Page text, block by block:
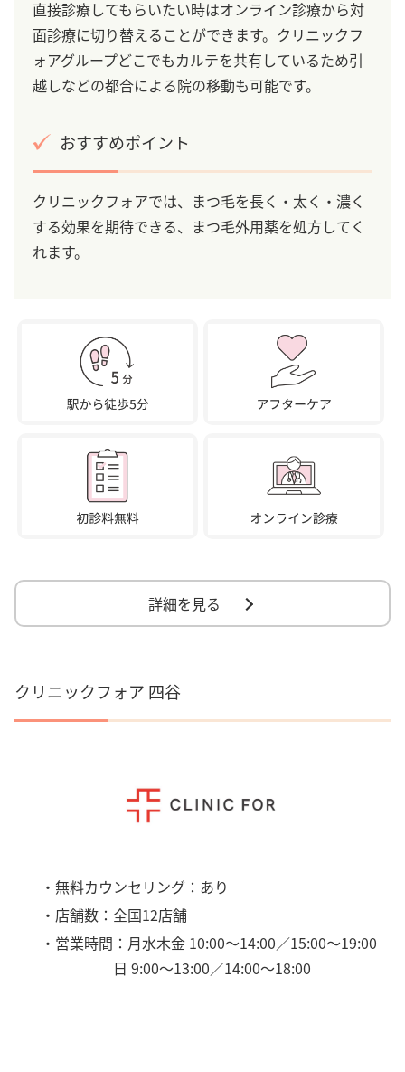
直接診療してもらいたい時はオンライン診療から対
面診療に切り替えることができます。クリニックフ
ォアグループどこでもカルテを共有しているため引
越しなどの都合による院の移動も可能です。
おすすめポイント
クリニックフォアでは、まつ毛を長く・太く・濃く
する効果を期待できる、まつ毛外用薬を処方してく
れます。
詳細を見る
クリニックフォア 四谷
・無料カウンセリング：あり
・店舗数：全国12店舗
・営業時間：月水木金 10:00〜14:00／15:00〜19:00
日 9:00〜13:00／14:00〜18:00